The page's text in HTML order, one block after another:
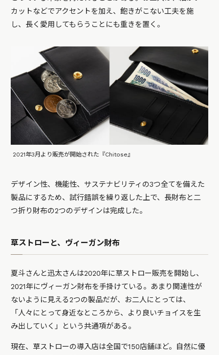
カットなどでアクセントを加え、飽きがこない工夫を施
し、長く愛用してもらうことにも重きを置く。
2021年3月より販売が開始された『Chitose』
デザイン性、機能性、サステナビリティの3つ全てを備えた
製品にするため、試行錯誤を繰り返した上で、長財布と二
つ折り財布の2つのデザインは完成した。
草ストローと、ヴィーガン財布
夏斗さんと迅太さんは2020年に草ストロー販売を開始し、
2021年にヴィーガン財布を手掛けている。あまり関連性が
ないように見える2つの製品だが、お二人にとっては、
「人々にとって身近なところから、より良いチョイスを生
み出していく」という共通項がある。
現在、草ストローの導入店は全国で150店舗ほど。自然に優